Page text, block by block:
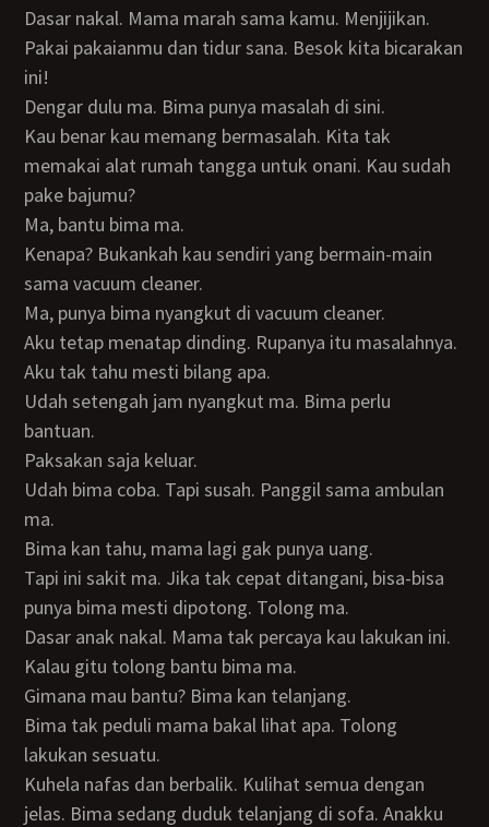
Dasar nakal. Mama marah sama kamu. Menjijikan.
Pakai pakaianmu dan tidur sana. Besok kita bicarakan
ini!
Dengar dulu ma. Bima punya masalah di sini.
Kau benar kau memang bermasalah. Kita tak
memakai alat rumah tangga untuk onani. Kau sudah
pake bajumu?
Ma, bantu bima ma.
Kenapa? Bukankah kau sendiri yang bermain-main
sama vacuum cleaner.
Ma, punya bima nyangkut di vacuum cleaner.
Aku tetap menatap dinding. Rupanya itu masalahnya.
Aku tak tahu mesti bilang apa.
Udah setengah jam nyangkut ma. Bima perlu
bantuan.
Paksakan saja keluar.
Udah bima coba. Tapi susah. Panggil sama ambulan
ma.
Bima kan tahu, mama lagi gak punya uang.
Tapi ini sakit ma. Jika tak cepat ditangani, bisa-bisa
punya bima mesti dipotong. Tolong ma.
Dasar anak nakal. Mama tak percaya kau lakukan ini.
Kalau gitu tolong bantu bima ma.
Gimana mau bantu? Bima kan telanjang.
Bima tak peduli mama bakal lihat apa. Tolong
lakukan sesuatu.
Kuhela nafas dan berbalik. Kulihat semua dengan
jelas. Bima sedang duduk telanjang di sofa. Anakku